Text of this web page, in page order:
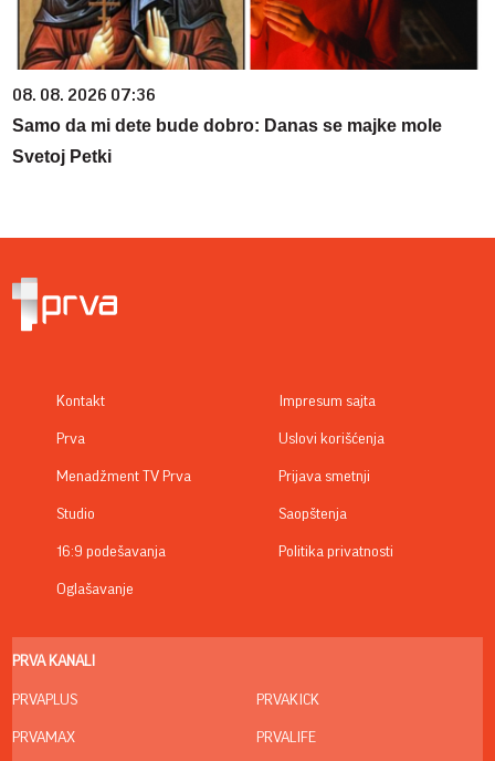
08. 08. 2026 07:36
Samo da mi dete bude dobro: Danas se majke mole
Svetoj Petki
Kontakt
Prva
Menadžment TV Prva
Studio
16:9 podešavanja
Oglašavanje
Impresum sajta
Uslovi korišćenja
Prijava smetnji
Saopštenja
Politika privatnosti
PRVA KANALI
PRVAPLUS
PRVAMAX
PRVAKICK
PRVALIFE